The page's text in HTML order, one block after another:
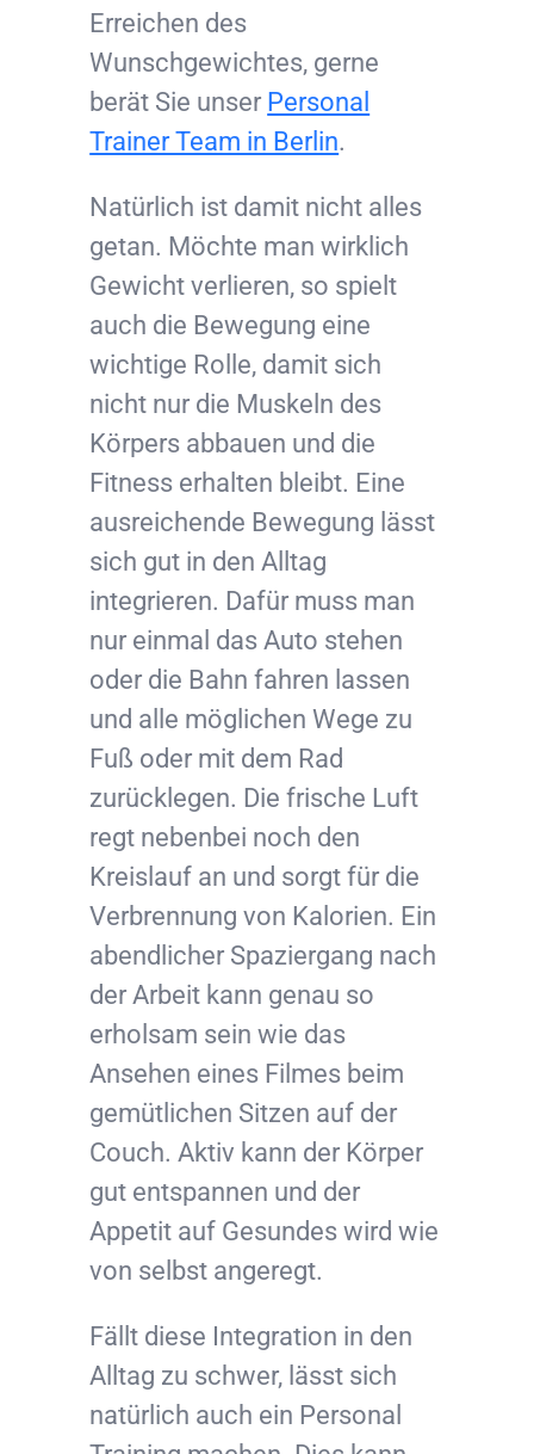
Erreichen des
Wunschgewichtes, gerne
berät Sie unser Personal
Trainer Team in Berlin.
Natürlich ist damit nicht alles
getan. Möchte man wirklich
Gewicht verlieren, so spielt
auch die Bewegung eine
wichtige Rolle, damit sich
nicht nur die Muskeln des
Körpers abbauen und die
Fitness erhalten bleibt. Eine
ausreichende Bewegung lässt
sich gut in den Alltag
integrieren. Dafür muss man
nur einmal das Auto stehen
oder die Bahn fahren lassen
und alle möglichen Wege zu
Fuß oder mit dem Rad
zurücklegen. Die frische Luft
regt nebenbei noch den
Kreislauf an und sorgt für die
Verbrennung von Kalorien. Ein
abendlicher Spaziergang nach
der Arbeit kann genau so
erholsam sein wie das
Ansehen eines Filmes beim
gemütlichen Sitzen auf der
Couch. Aktiv kann der Körper
gut entspannen und der
Appetit auf Gesundes wird wie
von selbst angeregt.
Fällt diese Integration in den
Alltag zu schwer, lässt sich
natürlich auch ein Personal